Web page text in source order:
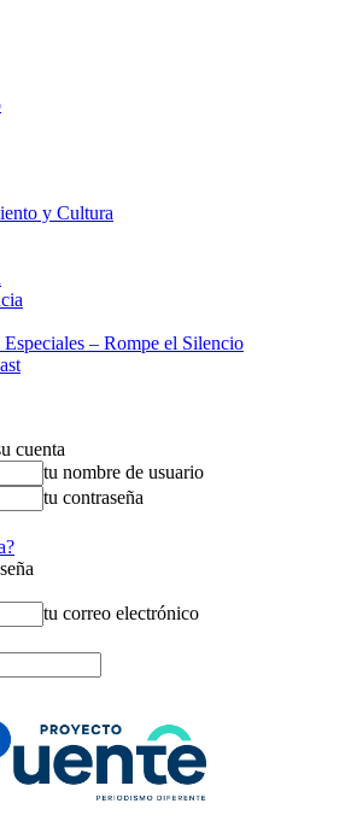
y Cultura
Especiales – Rompe el Silencio
cuenta
tu nombre de usuario
tu contraseña
tu correo electrónico